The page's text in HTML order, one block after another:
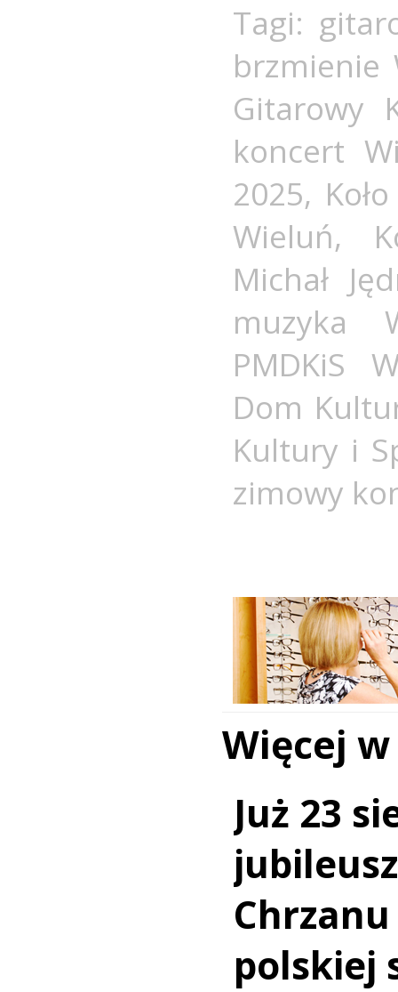
Tagi:
brzmienie
Gitarowy
koncert
2025,
Wieluń,
Michał
muzyka
PMDKiS
Dom
Kultury i
zimowy
Więcej
Już 23
polskiej